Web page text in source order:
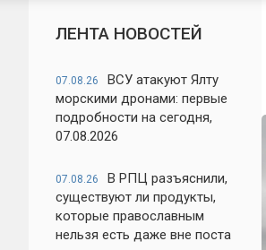
ЛЕНТА НОВОСТЕЙ
07.08.26
ВСУ атакуют Ялту
морскими дронами: первые
подробности на сегодня,
07.08.2026
07.08.26
В РПЦ разъяснили,
существуют ли продукты,
которые православным
нельзя есть даже вне поста